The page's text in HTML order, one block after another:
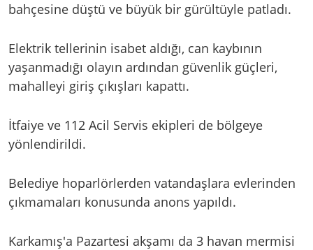
bahçesine düştü ve büyük bir gürültüyle patladı.
Elektrik tellerinin isabet aldığı, can kaybının
yaşanmadığı olayın ardından güvenlik güçleri,
mahalleyi giriş çıkışları kapattı.
İtfaiye ve 112 Acil Servis ekipleri de bölgeye
yönlendirildi.
Belediye hoparlörlerden vatandaşlara evlerinden
çıkmamaları konusunda anons yapıldı.
Karkamış'a Pazartesi akşamı da 3 havan mermisi